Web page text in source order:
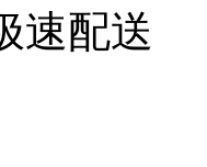
速配送